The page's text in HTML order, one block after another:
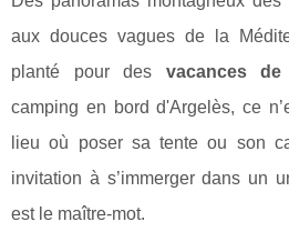
aux douces vagues de la
planté pour des vacances
camping en bord d'Argelès, ce
lieu où poser sa tente ou son
invitation à s’immerger dans un
est le maître-mot.